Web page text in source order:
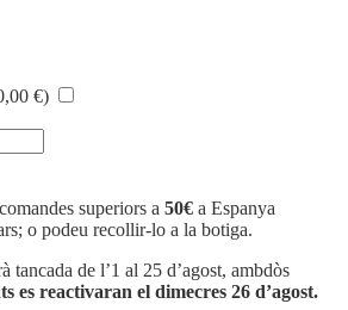
€)
superiors a 50€ a Espanya
o podeu recollir-lo a la botiga.
tancada de l’1 al 25 d’agost, ambdòs
es reactivaran el dimecres 26 d’agost.